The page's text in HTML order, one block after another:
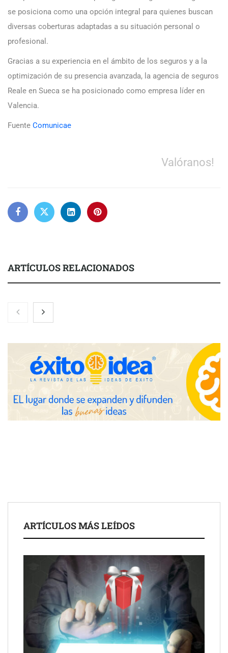
se posiciona como una opción integral para quienes buscan
diversas coberturas adaptadas a su situación personal o
profesional.
Gracias a su experiencia en el ámbito de los seguros y a la
optimización de su presencia avanzada, la agencia de seguros
Reale en Sueca se ha posicionado como empresa líder en
Valencia.
Fuente Comunicae
Valóranos!
ARTÍCULOS RELACIONADOS
Nicols presenta seis modelos de anillos de compromiso para el
eclipse solar del 12 de agosto
Zoomex mejora su Strategy Center con herramientas
avanzadas para trading estratégico
COMPALISS de LYSOTRIC: cuando un solo producto multiplica
las posibilidades del salón profesional
Schaeffler mejora su rentabilidad en el primer semestre de 2026
NOVA: innovación y diseño que transforman espacios de la
ARTÍCULOS MÁS LEÍDOS